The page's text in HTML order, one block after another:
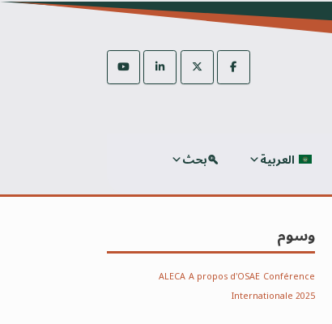
العربية بحث
وسوم
ALECAA propos d'OSAE Conférence
Internationale 2025